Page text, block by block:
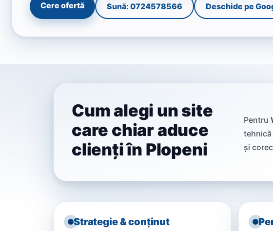
Cere ofertă Sună: 0724578566 Deschide pe
Cum alegi un site
care chiar aduce
clienți în Plopeni
Pentru
tehnică
și
Strategie & conținut